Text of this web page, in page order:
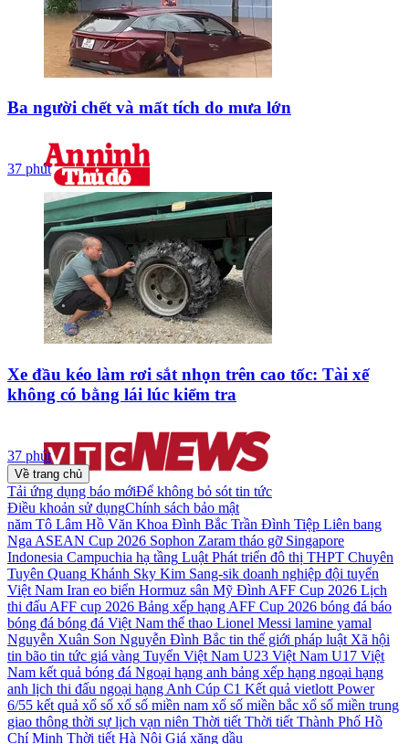
Ba người chết và mất tích do mưa lớn
37 phút
Xe đầu kéo làm rơi sắt nhọn trên cao tốc: Tài xế
không có bằng lái lúc kiểm tra
37 phút
Về trang chủ
Tải ứng dụng báo mớiĐể không bỏ sót tin tức
Điều khoản sử dụngChính sách bảo mật
năm Tô Lâm Hồ Văn Khoa Đình Bắc Trần Đình Tiệp Liên bang
Nga ASEAN Cup 2026 Sophon Zaram tháo gỡ Singapore
Indonesia Campuchia hạ tầng Luật Phát triển đô thị THPT Chuyên
Tuyên Quang Khánh Sky Kim Sang-sik doanh nghiệp đội tuyển
Việt Nam Iran eo biển Hormuz sân Mỹ Đình AFF Cup 2026 Lịch
thi đấu AFF cup 2026 Bảng xếp hạng AFF Cup 2026 bóng đá báo
bóng đá bóng đá Việt Nam thể thao Lionel Messi lamine yamal
Nguyễn Xuân Son Nguyễn Đình Bắc tin thế giới pháp luật Xã hội
tin bão tin tức giá vàng Tuyển Việt Nam U23 Việt Nam U17 Việt
Nam kết quả bóng đá Ngoại hạng anh bảng xếp hạng ngoại hạng
anh lịch thi đấu ngoại hạng Anh Cúp C1 Kết quả vietlott Power
6/55 kết quả xổ số xổ số miền nam xổ số miền bắc xổ số miền trung
giao thông thời sự lịch vạn niên Thời tiết Thời tiết Thành Phố Hồ
Chí Minh Thời tiết Hà Nội Giá xăng dầu